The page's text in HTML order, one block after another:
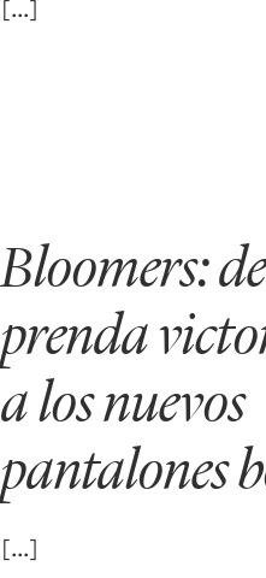
Bloomers:
prenda
a los nuevos
pantalones